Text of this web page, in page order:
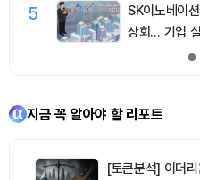
5
SK이노베이
상회… 기업
지금 꼭 알아야 할 리포트
[토큰분석] 이더